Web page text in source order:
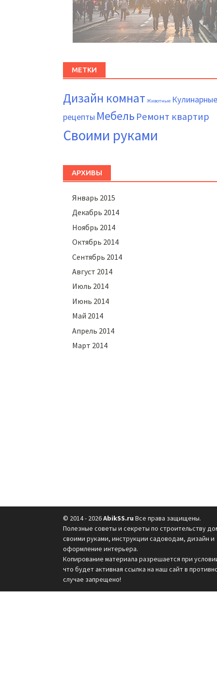
МЕТКИ
Дизайн комнат Животные Кулинарные
рецепты Мебель Ремонт квартир
Своими руками
АРХИВЫ
Январь 2015
Декабрь 2014
Ноябрь 2014
Октябрь 2014
Сентябрь 2014
Август 2014
Июль 2014
Июнь 2014
Май 2014
Апрель 2014
Март 2014
© 2014 - 2026AbikSS.ru Все права защищены.
Полезные советы и секреты по строительству
своими руками, инструкции садоводам, дизайн и
оформление интерьера.
Копирование материала разрешается при
что будет активная ссылка на наш сайт в
случае запрещено!